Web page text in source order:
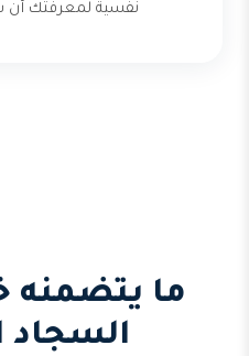
نفسية لمعرفتك أن
ما
السجاد